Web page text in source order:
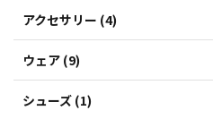
アクセサリー (4)
ウェア (9)
シューズ (1)